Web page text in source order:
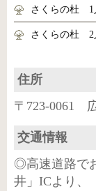
さくらの杜
さくらの杜
住所
〒723-0061
交通情報
◎高速道路で
井」ICより、